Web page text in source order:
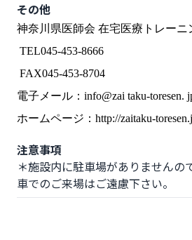
その他
神奈川県医師会 在宅医療トレーニ
TEL045-453-8666
FAX045-453-8704
電子メール：info@zai taku-toresen.
ホームページ：http://zaitaku-
注意事項
＊施設内に駐車場がありませんの
車でのご来場はご遠慮下さい。